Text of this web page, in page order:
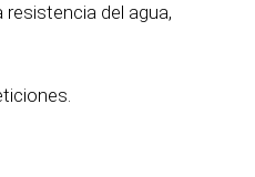
del agua,